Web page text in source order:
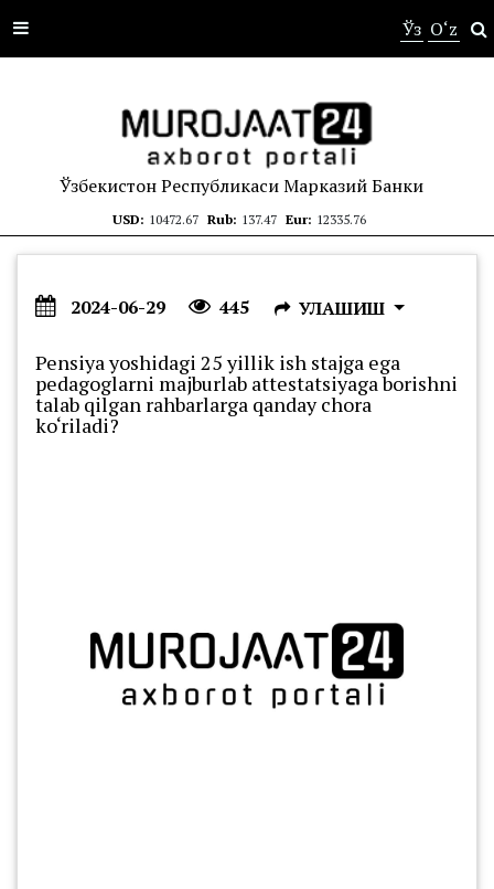
Ўз O‘z
Ўзбекистон Республикаси Марказий Банки
USD: 10472.67 Rub: 137.47 Eur: 12335.76
2024-06-29 445 УЛАШИШ
Pensiya yoshidagi 25 yillik ish stajga ega
pedagoglarni majburlab attestatsiyaga borishni
talab qilgan rahbarlarga qanday chora
ko‘riladi?